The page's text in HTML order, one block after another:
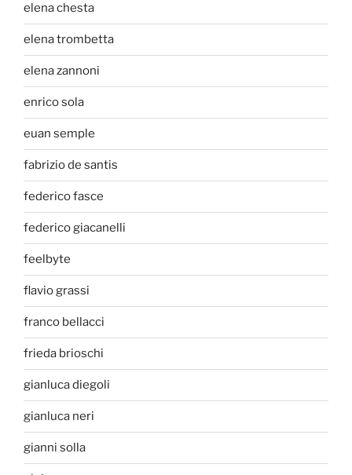
elena chesta
elena trombetta
elena zannoni
enrico sola
euan semple
fabrizio de santis
federico fasce
federico giacanelli
feelbyte
flavio grassi
franco bellacci
frieda brioschi
gianluca diegoli
gianluca neri
gianni solla